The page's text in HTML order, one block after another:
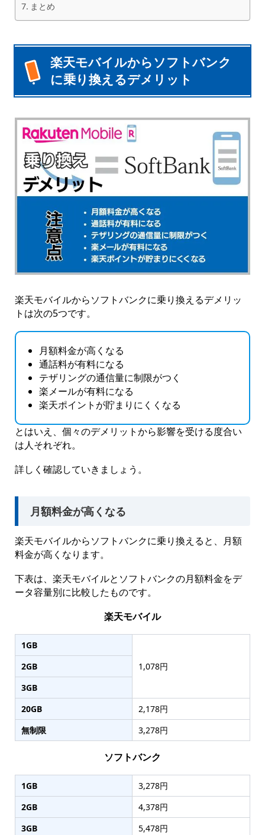
まとめ
楽天モバイルからソフトバンク
に乗り換えるデメリット
楽天モバイルからソフトバンクに乗り換えるデメリッ
トは次の5つです。
月額料金が高くなる
通話料が有料になる
テザリングの通信量に制限がつく
楽メールが有料になる
楽天ポイントが貯まりにくくなる
とはいえ、個々のデメリットから影響を受ける度合い
は人それぞれ。
詳しく確認していきましょう。
月額料金が高くなる
楽天モバイルからソフトバンクに乗り換えると、月額
料金が高くなります。
下表は、楽天モバイルとソフトバンクの月額料金をデ
ータ容量別に比較したものです。
楽天モバイル
1GB
1,078円
2GB
3GB
20GB
2,178円
無制限
3,278円
ソフトバンク
1GB
3,278円
2GB
4,378円
3GB
5,478円